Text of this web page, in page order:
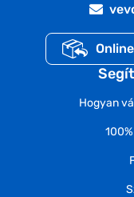
Hogyan